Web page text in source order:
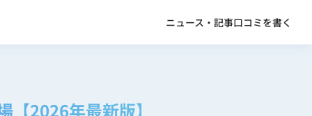
ニュース・記事口コミを書く
2026年最新版】